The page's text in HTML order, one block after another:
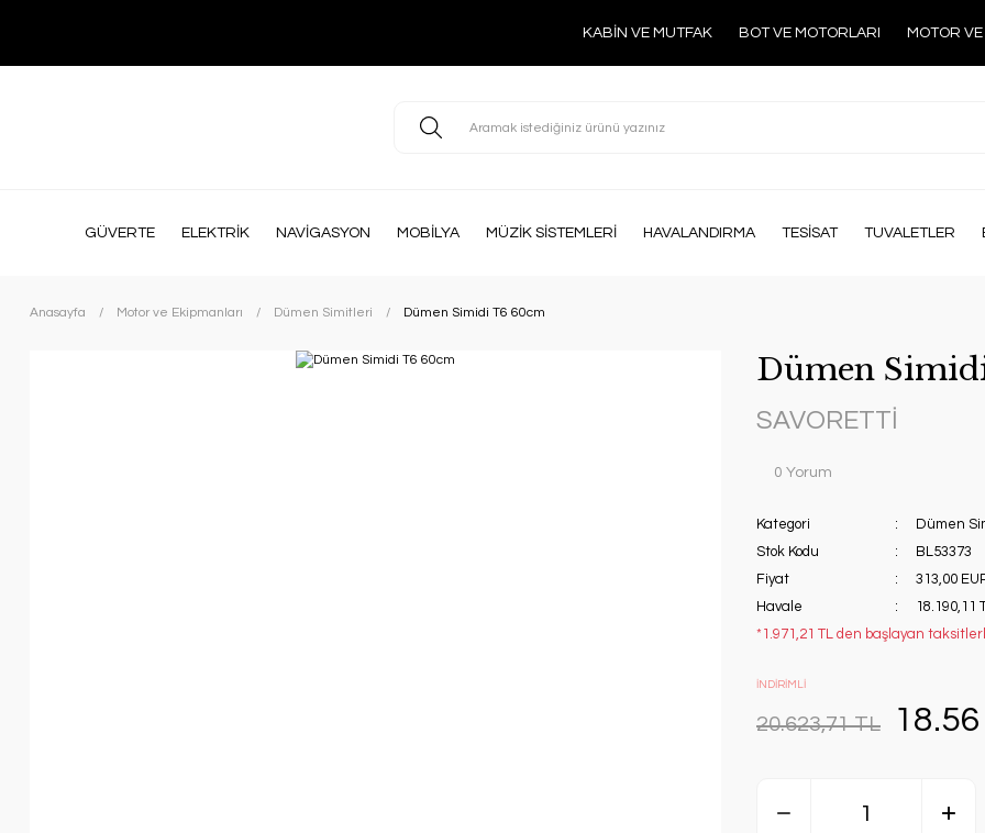
KABİN VE MUTFAK BOT VE MOTORLARI MOTOR
GÜVERTE ELEKTRİK NAVİGASYON MOBİLYA MÜZİK SİSTEMLERİ HAVALANDIRMA TESİSAT TUVALETLER
Anasayfa Motor ve Ekipmanları Dümen Simitleri Dümen Simidi T6 60cm
Dümen
SAVORETTİ
0 Yorum
Kategori
Dümen
Stok Kodu
BL53373
Fiyat
313,00
Havale
18.190,11
*1.971,21 TL den başlayan
İNDİRİMLİ
20.623,71 TL